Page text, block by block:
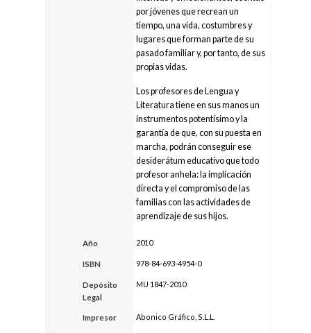
por jóvenes que recrean un
tiempo, una vida, costumbres y
lugares que forman parte de su
pasado familiar y, por tanto, de sus
propias vidas.
Los profesores de Lengua y
Literatura tiene en sus manos un
instrumentos potentísimo y la
garantía de que, con su puesta en
marcha, podrán conseguir ese
desiderátum educativo que todo
profesor anhela: la implicación
directa y el compromiso de las
familias con las actividades de
aprendizaje de sus hijos.
Año 2010
ISBN 978-84-693-4954-0
Depósito
Legal
MU 1847-2010
Impresor Abonico Gráfico, S.L.L.